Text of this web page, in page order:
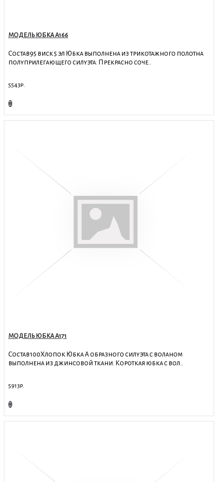
МОДЕЛЬ ЮБКА А166
Состав95 виск 5 эл Юбка выполнена из трикотажного полотна
полуприлегающего силуэта. Прекрасно соче..
5543р.
МОДЕЛЬ ЮБКА А171
Состав100Хлопок Юбка А образного силуэта с воланом
выполнена из джинсовой ткани. Короткая юбка с вол..
5913р.